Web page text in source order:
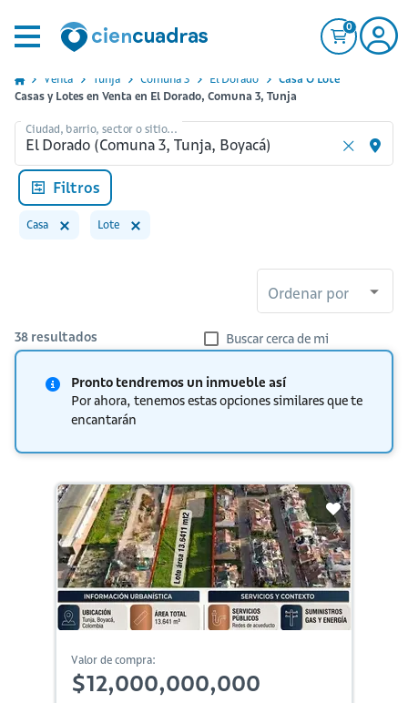
0
Venta Tunja Comuna 3 El Dorado
Casa O Lote
Casas y Lotes en Venta en El Dorado, Comuna 3, Tunja
Ciudad, barrio, sector o sitio...
Filtros
Casa Lote
Ordenar por
38 resultados Buscar cerca de mi
Pronto tendremos un inmueble así
Por ahora, tenemos estas opciones similares que te
encantarán
Valor de compra:
$12,000,000,000